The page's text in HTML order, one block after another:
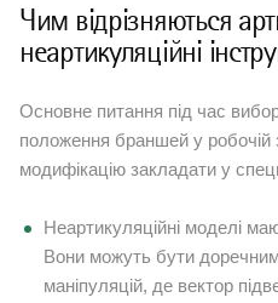
Чим відрізняються
неартикуляційні
Основне питання під час
положення браншей у робочій
модифікацію закладати у
Неартикуляційні моделі
Вони можуть бути
маніпуляцій, де вектор